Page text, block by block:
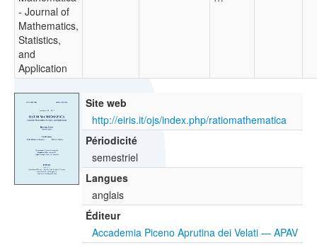
- Journal of
Mathematics,
Statistics,
and
Application
Site web
http://eiris.it/ojs/index.php/ratiomathematica
Périodicité
semestriel
Langues
anglais
Éditeur
Accademia Piceno Aprutina dei Velati — APAV